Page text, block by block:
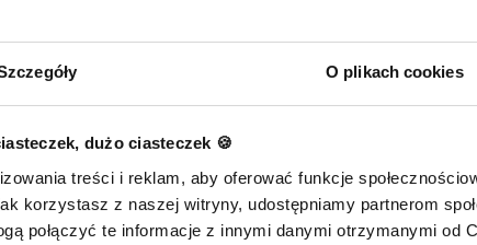
O plikach cookies
dużo ciasteczek 🍪
treści i reklam, aby oferować funkcje
korzystasz z naszej witryny, udostępniamy partnerom
połączyć te informacje z innymi danymi otrzymanymi od
CHARMS troczek z